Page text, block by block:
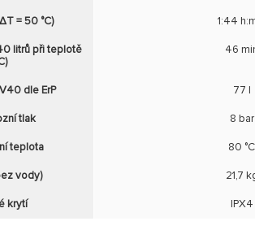
= 50 °C) 1:44
litrů při teplotě
46
dle ErP 77 l
tlak 8 bar
teplota 80 °C
vody) 21,7
krytí IPX4